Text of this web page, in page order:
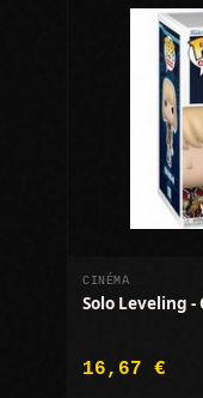
CINÉMA
Solo Leveling -
16,67 €